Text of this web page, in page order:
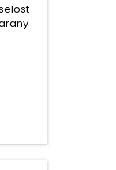
mg
šálku
a